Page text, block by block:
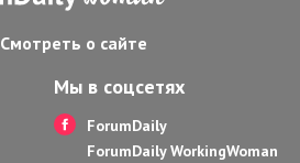
Смотреть о сайте
Мы в соцсетях
ForumDaily
ForumDaily WorkingWoman